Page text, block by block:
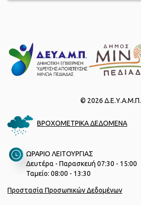
© 2026 Δ.Ε.Υ.Α.Μ.Π.
ΒΡΟΧΟΜΕΤΡΙΚΑ ΔΕΔΟΜΕΝΑ
ΩΡΑΡΙΟ ΛΕΙΤΟΥΡΓΙΑΣ
Δευτέρα - Παρασκευή 07:30 - 15:00
Ταμείο: 08:00 - 13:30
Προστασία Προσωπικών Δεδομένων